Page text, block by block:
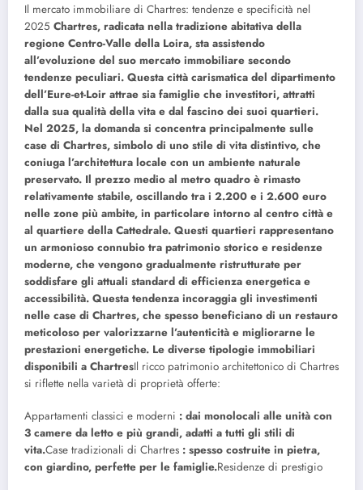
Il mercato immobiliare di Chartres: tendenze e specificità nel
2025 Chartres, radicata nella tradizione abitativa della
regione Centro-Valle della Loira, sta assistendo
all’evoluzione del suo mercato immobiliare secondo
tendenze peculiari. Questa città carismatica del dipartimento
dell’Eure-et-Loir attrae sia famiglie che investitori, attratti
dalla sua qualità della vita e dal fascino dei suoi quartieri.
Nel 2025, la domanda si concentra principalmente sulle
case di Chartres, simbolo di uno stile di vita distintivo, che
coniuga l’architettura locale con un ambiente naturale
preservato. Il prezzo medio al metro quadro è rimasto
relativamente stabile, oscillando tra i 2.200 e i 2.600 euro
nelle zone più ambite, in particolare intorno al centro città e
al quartiere della Cattedrale. Questi quartieri rappresentano
un armonioso connubio tra patrimonio storico e residenze
moderne, che vengono gradualmente ristrutturate per
soddisfare gli attuali standard di efficienza energetica e
accessibilità. Questa tendenza incoraggia gli investimenti
nelle case di Chartres, che spesso beneficiano di un restauro
meticoloso per valorizzarne l’autenticità e migliorarne le
prestazioni energetiche. Le diverse tipologie immobiliari
disponibili a ChartresIl ricco patrimonio architettonico di Chartres
si riflette nella varietà di proprietà offerte:
Appartamenti classici e moderni : dai monolocali alle unità con
3 camere da letto e più grandi, adatti a tutti gli stili di
vita.Case tradizionali di Chartres : spesso costruite in pietra,
con giardino, perfette per le famiglie.Residenze di prestigio